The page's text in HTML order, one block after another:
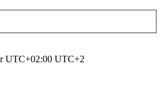
UTC+02:00 UTC+2